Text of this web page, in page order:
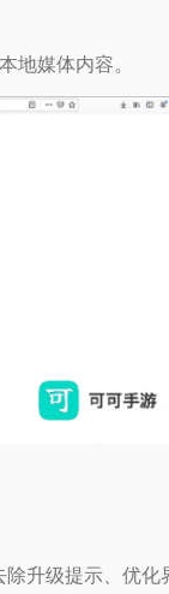
地媒体内容。
升级提示、优化